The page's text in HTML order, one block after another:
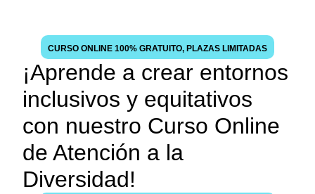
CURSO ONLINE 100% GRATUITO, PLAZAS LIMITADAS
¡Aprende a crear entornos
inclusivos y equitativos
con nuestro Curso Online
de Atención a la
Diversidad!